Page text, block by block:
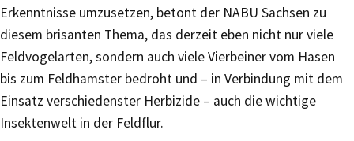
Erkenntnisse umzusetzen, betont der NABU Sachsen zu
diesem brisanten Thema, das derzeit eben nicht nur viele
Feldvogelarten, sondern auch viele Vierbeiner vom Hasen
bis zum Feldhamster bedroht und – in Verbindung mit dem
Einsatz verschiedenster Herbizide – auch die wichtige
Insektenwelt in der Feldflur.